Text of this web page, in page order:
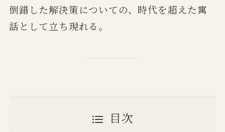
倒錯した解決策についての、時代を超えた寓
話として立ち現れる。
目次